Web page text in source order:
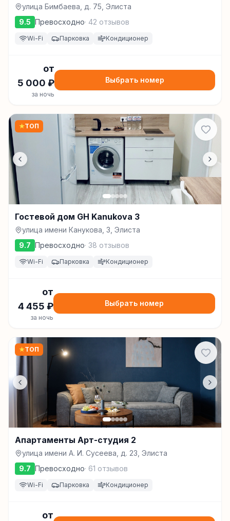
улица Бимбаева, д. 75, Элиста
9.5 Превосходно· 42 отзывов
Wi-Fi Парковка Кондиционер
от
5 000 ₽
за ночь
Выбрать номер
★ТОП
Гостевой дом GH Kanukova 3
улица имени Канукова, 3, Элиста
9.7 Превосходно· 38 отзывов
Wi-Fi Парковка Кондиционер
от
4 455 ₽
за ночь
Выбрать номер
★ТОП
Апартаменты Арт-студия 2
улица имени А. И. Сусеева, д. 23, Элиста
9.7 Превосходно· 61 отзывов
Wi-Fi Парковка Кондиционер
от